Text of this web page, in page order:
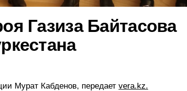
Газиза Байтасова
Мурат Кабденов, передает vera.kz.